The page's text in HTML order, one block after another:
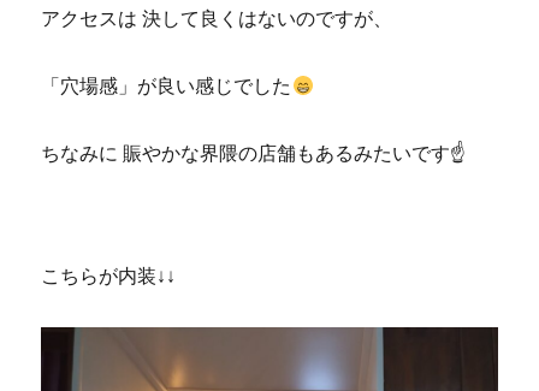
アクセスは 決して良くはないのですが、
「穴場感」が良い感じでした
ちなみに 賑やかな界隈の店舗もあるみたいです☝
こちらが内装↓↓